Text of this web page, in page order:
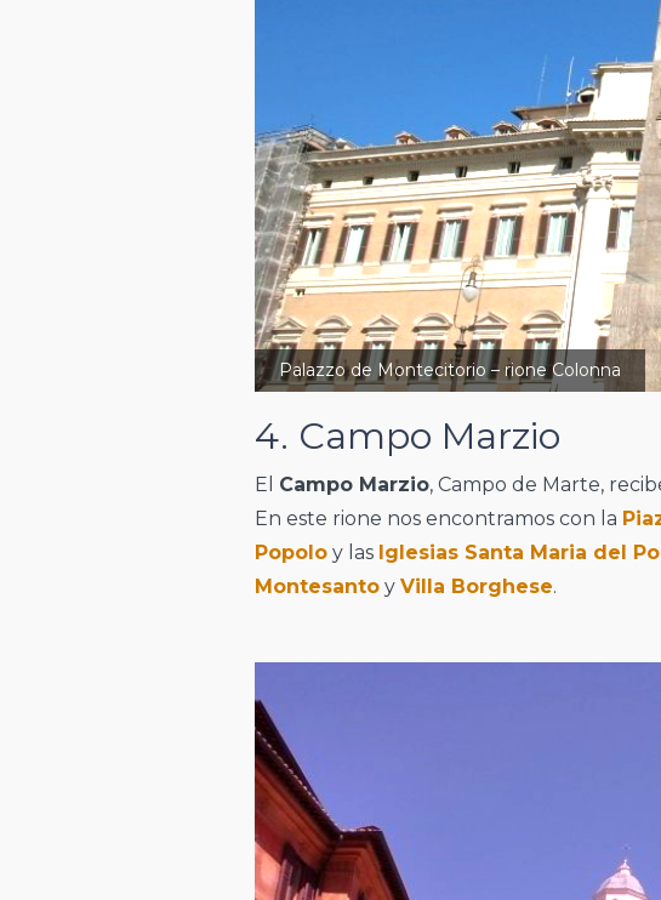
Palazzo de Montecitorio – rione Colonna
4. Campo Marzio
El Campo Marzio, Campo de Marte,
En este rione nos encontramos con la
Popolo y las Iglesias Santa Maria del
Montesanto yVilla Borghese.